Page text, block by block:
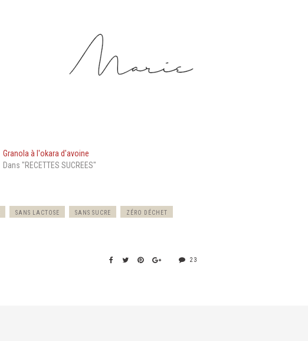
Granola à l'okara d'avoine
Dans "RECETTES SUCREES"
SANS LACTOSE SANS SUCRE ZÉRO DÉCHET
23